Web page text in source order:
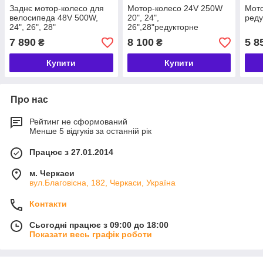
Заднє мотор-колесо для
велосипеда 48V 500W,
24", 26", 28"
7 890 ₴
Купити
Мотор-колесо 24V 250W
20", 24",
26",28"редукторне
переднє
8 100₴
Купити
5
Про нас
Рейтинг не сформований
Менше 5 відгуків за останній рік
Працює з 27.01.2014
м. Черкаси
вул.Благовісна, 182, Черкаси, Україна
Контакти
Сьогодні працює з 09:00 до 18:00
Показати весь графік роботи